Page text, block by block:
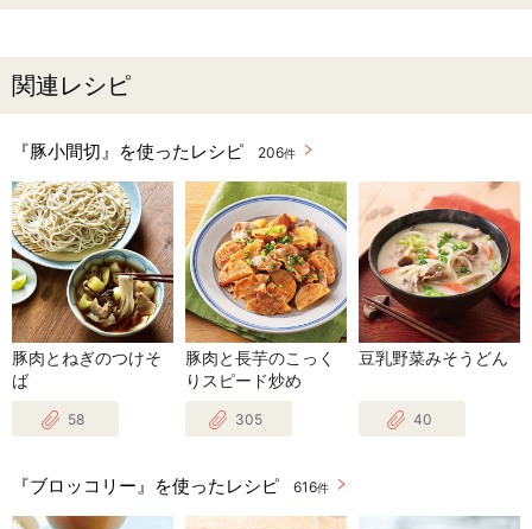
関連レシピ
『豚小間切』を使ったレシピ 206件
豚肉とねぎのつけそ
ば
58
豚肉と長芋のこっく
りスピード炒め
305
豆乳野菜みそうどん
40
『ブロッコリー』を使ったレシピ 616件